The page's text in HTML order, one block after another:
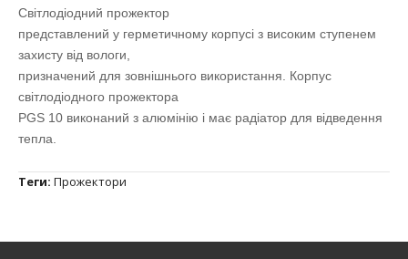
Світлодіодний прожектор
представлений у герметичному корпусі з високим ступенем
захисту від вологи,
призначений для зовнішнього використання. Корпус
світлодіодного прожектора
PGS 10 виконаний з алюмінію і має радіатор для відведення
тепла.
Теги: Прожектори